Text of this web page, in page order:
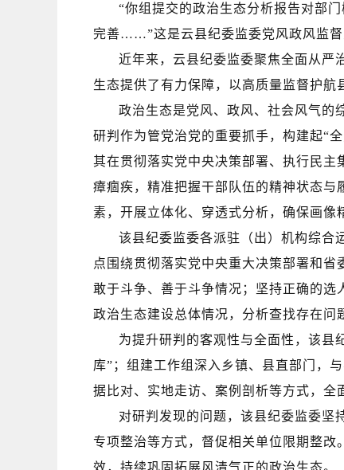
“你组提交的政治生态分析报告对部
完善……”这是云县纪委监委党风政风监
近年来， 云县纪委监委聚焦全面从严
生态提供了有力保障，以高质量监督护航
政治生态是党风、政风、社会风气的
研判作为管党治党的重要抓手，构建起“
其在贯彻落实党中央决策部署、执行民主
瘴痼疾，精准把握干部队伍的精神状态
素，开展立体化、穿透式分析，确保画像
该县纪委监委各派驻（出）机构综合
点 围绕贯彻落实党中央重大决策部署和省
敢于斗争、善于斗争情况 ； 坚持正确的选
政治生态建设总体情况，分析查找存在问
为提升研判的客观性与全面性， 该县
库”；组建工作组深入乡镇、县直部门，
据比对、实地走访、案例剖析等方式，全
对研判发现的问题， 该县纪委监委坚
专项整治等方式，督促相关单位限期整
效，持续巩固拓展风清气正的政治生态。